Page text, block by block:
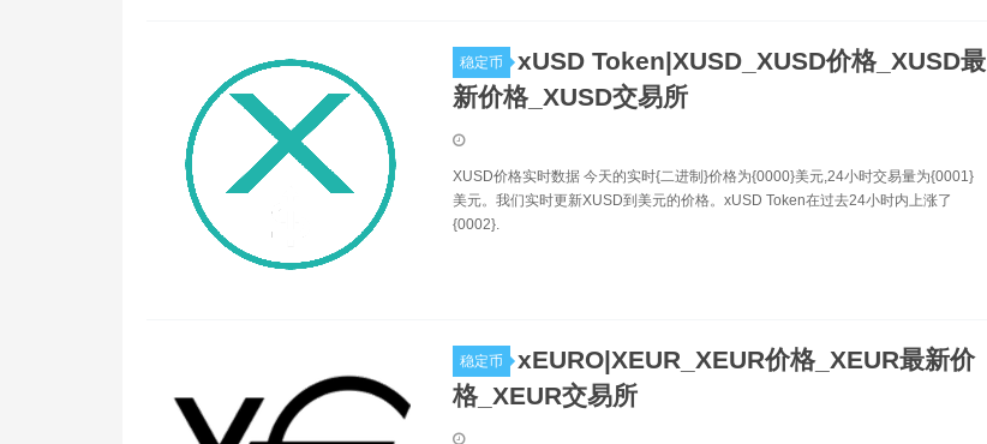
稳定币
xUSD Token|XUSD_XUSD价格_XUSD最
新价格_XUSD交易所
XUSD价格实时数据 今天的实时{二进制}价格为{0000}美元,24小时交易量为{0001}
美元。我们实时更新XUSD到美元的价格。xUSD Token在过去24小时内上涨了
{0002}.
稳定币
xEURO|XEUR_XEUR价格_XEUR最新价
格_XEUR交易所